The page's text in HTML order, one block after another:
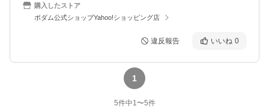
購入したストア
ボダム公式ショップYahoo!ショッピング店
違反報告 いいね 0
1
5件中1〜5件